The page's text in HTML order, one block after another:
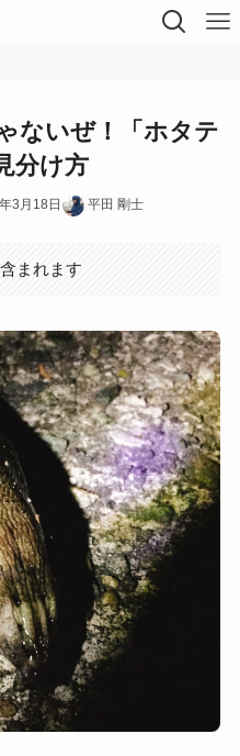
ないぜ！「ホタテ
分け方
3月18日 平田 剛士
まれます